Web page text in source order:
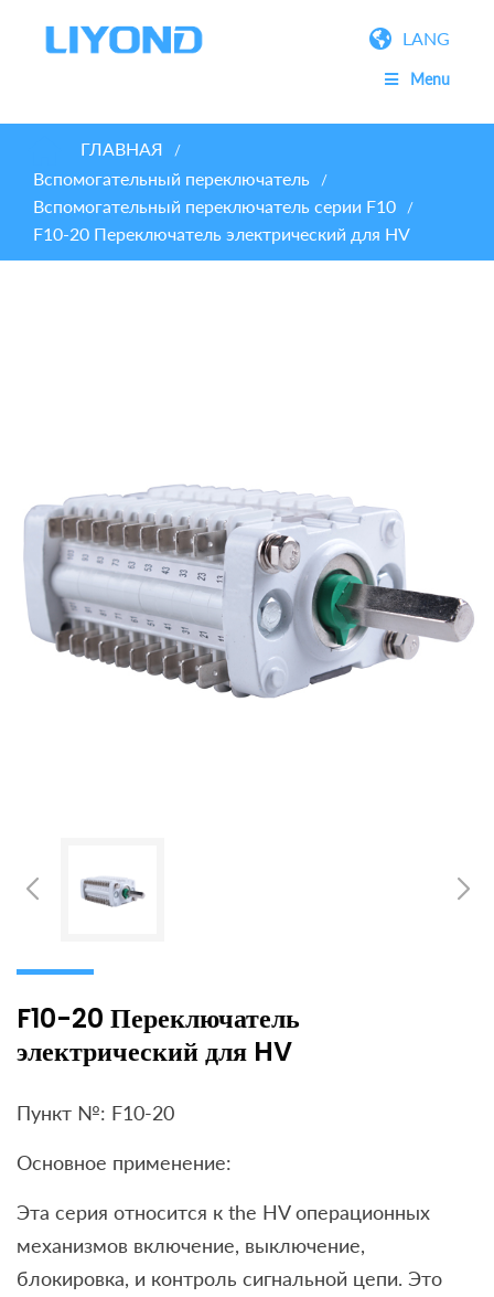
LANG
Menu
ГЛАВНАЯ /
Вспомогательный переключатель /
Вспомогательный переключатель серии F10 /
F10-20 Переключатель электрический для HV
F10-20 Переключатель
электрический для HV
Пункт №: F10-20
Основное применение:
Эта серия относится к the HV операционных
механизмов включение, выключение,
блокировка, и контроль сигнальной цепи. Это